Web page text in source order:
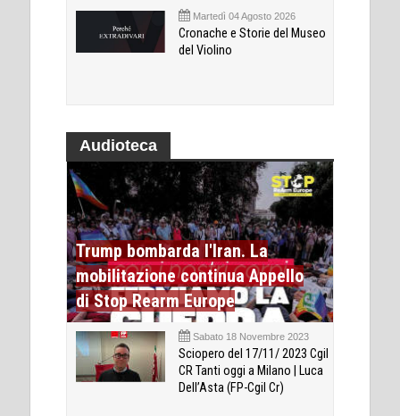
Martedì 04 Agosto 2026
Cronache e Storie del Museo
del Violino
Audioteca
Trump bombarda l'Iran. La
mobilitazione continua Appello
di Stop Rearm Europe
Sabato 18 Novembre 2023
Sciopero del 17/11/ 2023 Cgil
CR Tanti oggi a Milano | Luca
Dell’Asta (FP-Cgil Cr)